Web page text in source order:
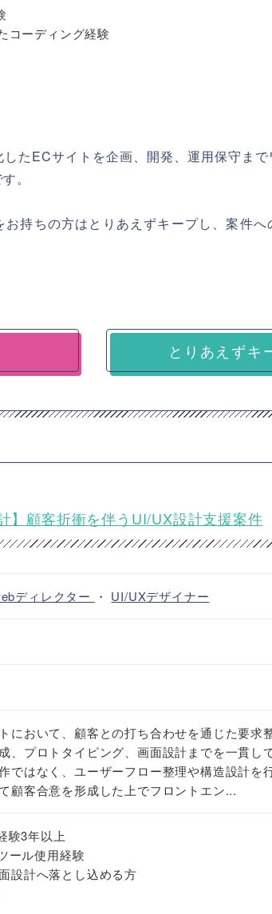
コーディング経験
たECサイトを企画、開発、運用保守ま
。
持ちの方はとりあえずキープし、案件へ
とりあえずキ
】顧客折衝を伴うUI/UX設計支援案件
ディレクター ・ UI/UXデザイナー
において、顧客との打ち合わせを通じた要求
、プロトタイピング、画面設計までを一貫し
ではなく、ユーザーフロー整理や構造設計を行
顧客合意を形成した上でフロントエン...
験3年以上
ール使用経験
設計へ落とし込める方